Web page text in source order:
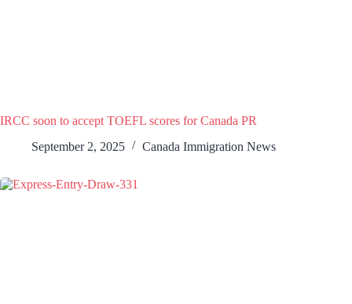
IRCC soon to accept TOEFL scores for Canada PR
September 2, 2025
Canada Immigration News